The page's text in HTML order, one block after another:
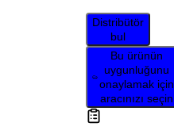
Distribütör
bul
Bu ürünün
uygunluğunu
onaylamak için
aracınızı seçin